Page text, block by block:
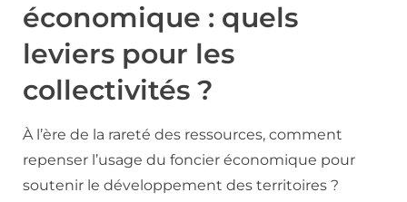
économique : quels
leviers pour les
collectivités ?
À l’ère de la rareté des ressources, comment
repenser l’usage du foncier économique pour
soutenir le développement des territoires ?